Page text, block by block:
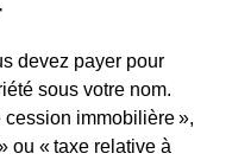
devez payer pour
sous votre nom.
cession immobilière »,
ou « taxe relative à